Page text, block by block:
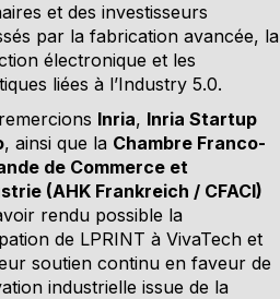
et des investisseurs
par la fabrication avancée, la
électronique et les
liées à l’Industry 5.0.
Inria, Inria Startup
, ainsi que la Chambre Franco-
de Commerce et
(AHK Frankreich / CFACI)
rendu possible la
de LPRINT à VivaTech et
soutien continu en faveur de
industrielle issue de la